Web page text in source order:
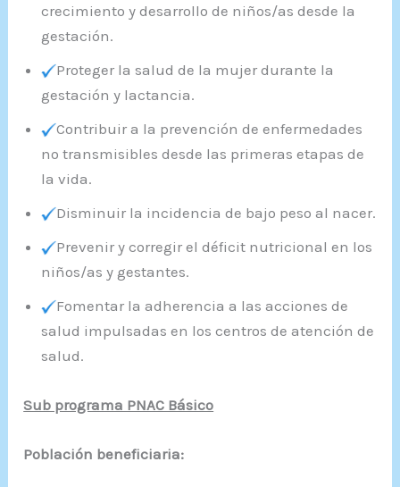
crecimiento y desarrollo de niños/as desde la
gestación.
Proteger la salud de la mujer durante la
gestación y lactancia.
Contribuir a la prevención de enfermedades
no transmisibles desde las primeras etapas de
la vida.
Disminuir la incidencia de bajo peso al nacer.
Prevenir y corregir el déficit nutricional en los
niños/as y gestantes.
Fomentar la adherencia a las acciones de
salud impulsadas en los centros de atención de
salud.
Sub programa PNAC Básico
Población beneficiaria: